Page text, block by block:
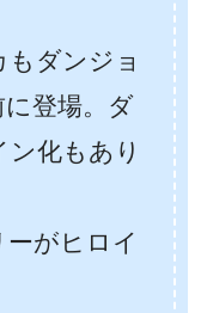
ダンジョ
登場。ダ
化もあり
がヒロイ